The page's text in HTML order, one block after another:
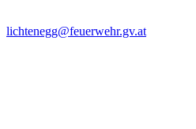
lichtenegg@feuerwehr.gv.at